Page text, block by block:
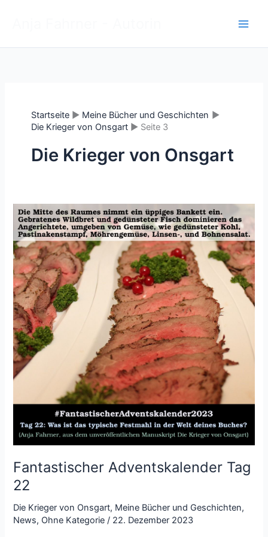
Startseite
Meine Bücher und Geschichten
Die Krieger von Onsgart
Seite 3
Die Krieger von Onsgart
Fantastischer Adventskalender Tag
22
Die Krieger von Onsgart, Meine Bücher und Geschichten,
News, Ohne Kategorie / 22. Dezember 2023